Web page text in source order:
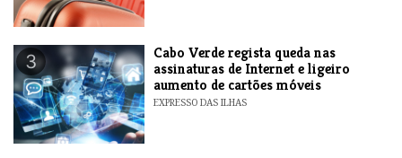
3
Cabo Verde regista queda nas
assinaturas de Internet e ligeiro
aumento de cartões móveis
EXPRESSO DAS ILHAS